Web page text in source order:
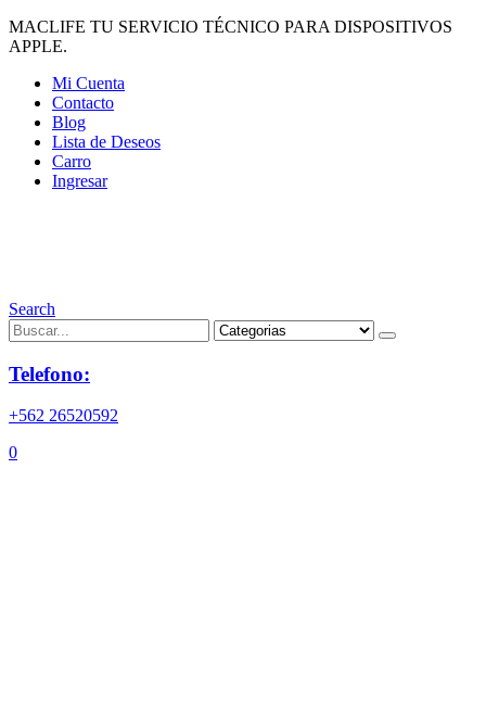
MACLIFE TU SERVICIO TÉCNICO PARA DISPOSITIVOS
APPLE.
Mi Cuenta
Contacto
Blog
Lista de Deseos
Carro
Ingresar
Search
Telefono:
+562 26520592
0